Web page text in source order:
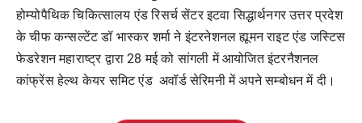
होम्योपैथिक चिकित्सालय एंड रिसर्च सेंटर इटवा सिद्धार्थनगर उत्तर प्रदेश
के चीफ कन्‍सल्‍टेंट डॉ भास्कर शर्मा ने इंटरनेशनल ह्यूमन राइट एंड जस्टिस
फेडरेशन महाराष्ट्र द्वारा 28 मई को सांगली में आयोजित इंटरनैशनल
कांफ्रेंस हेल्थ केयर समिट एंड अवॉर्ड सेरिमनी में अपने सम्‍बोधन में दी।